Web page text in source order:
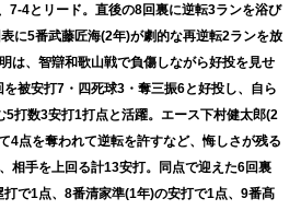
7-4とリード。直後の8回裏に逆転3ランを浴び
に5番武藤匠海(2年)が劇的な再逆転2ランを放
は、智辯和歌山戦で負傷しながら好投を見せ
被安打7・四死球3・奪三振6と好投し、自ら
5打数3安打1打点と活躍。エース下村健太郎(2
4点を奪われて逆転を許すなど、悔しさが残る
相手を上回る計13安打。同点で迎えた6回裏
で1点、8番清家準(1年)の安打で1点、9番髙